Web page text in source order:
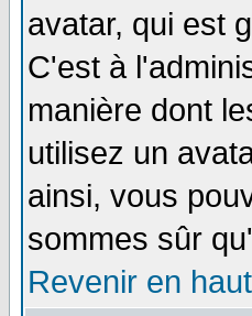
avatar, qui est
C'est à
manière dont
utilisez un
ainsi, vous
sommes sûr
Revenir en haut